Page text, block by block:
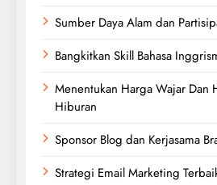
Sumber Daya Alam dan
Bangkitkan Skill Bahasa
Menentukan Harga Wajar Dan
Hiburan
Sponsor Blog dan Kerjasama
Strategi Email Marketing